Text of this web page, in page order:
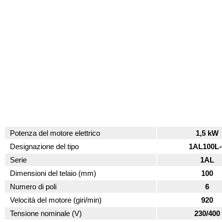
Potenza del motore elettrico
1,5 kW
Designazione del tipo
Serie
1AL
Dimensioni del telaio (mm)
100
Numero di poli
6
Velocità del motore (giri/min)
920
Tensione nominale (V)
230/400